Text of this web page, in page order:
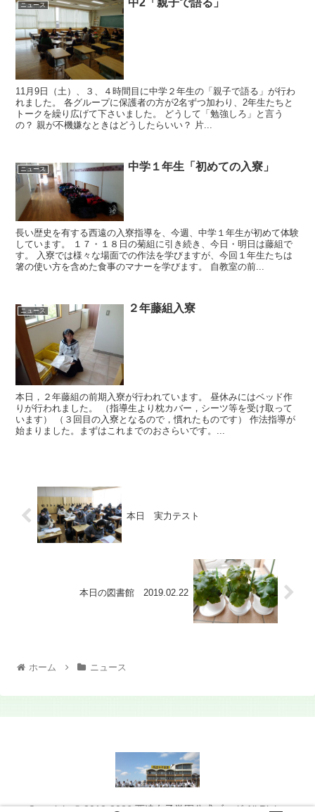
ニュース
11月9日（土）、３、４時間目に中学２年生の「親子で語る」が行わ
れました。 各グループに保護者の方が2名ずつ加わり、2年生たちと
トークを繰り広げて下さいました。 どうして「勉強しろ」と言う
の？ 親が不機嫌なときはどうしたらいい？ 片...
ニュース 中学１年生「初めての入寮」
長い歴史を有する西遠の入寮指導を、今週、中学１年生が初めて体験
しています。 １７・１８日の菊組に引き続き、今日・明日は藤組で
す。 入寮では様々な場面での作法を学びますが、今回１年生たちは
箸の使い方を含めた食事のマナーを学びます。 自教室の前...
ニュース ２年藤組入寮
本日，２年藤組の前期入寮が行われています。 昼休みにはベッド作
りが行われました。 （指導生より枕カバー，シーツ等を受け取って
います） （３回目の入寮となるので，慣れたものです） 作法指導が
始まりました。まずはこれまでのおさらいです。...
本日 実力テスト
本日の図書館 2019.02.22
ホーム ニュース
Copyright © 2012-2026 西遠女子学園公式ブログ All Rights